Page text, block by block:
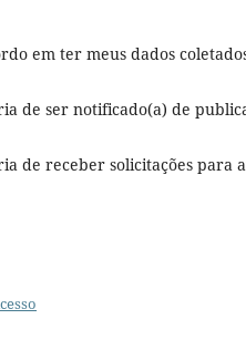
em ter meus dados
de ser notificado(a) de
de receber solicitações para